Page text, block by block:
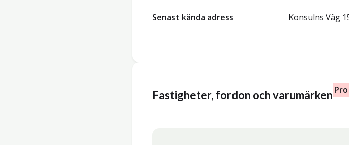
Senast kända adress
Konsulns Väg
Fastigheter, fordon och varumärken Pro